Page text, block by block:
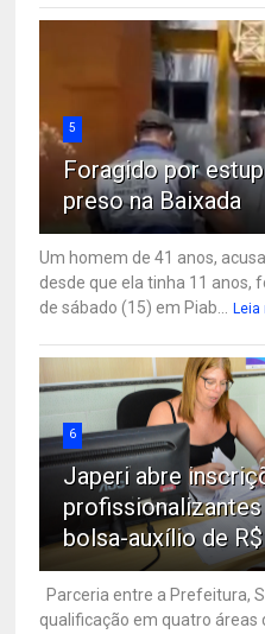
5
Foragido por
preso na Baixada
Um homem de 41 anos,
desde que ela tinha 11 anos,
de sábado (15) em Piab...
Leia
6
Japeri abre
bolsa-auxílio de
Parceria entre a Prefeitura,
qualificação em quatro áreas